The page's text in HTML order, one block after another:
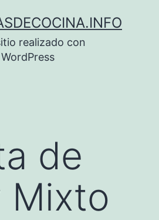
realizado con
WordPress
de
Mixto